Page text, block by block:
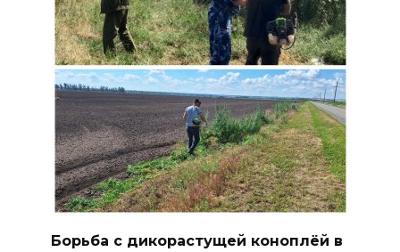
Борьба с дикорастущей коноплёй в